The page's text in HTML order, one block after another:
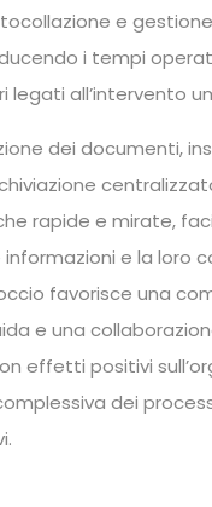
e
i tempi
legati all’intervento
dei documenti,
rapide e mirate,
informazioni e la loro
favorisce una
e una
effetti positivi
dei